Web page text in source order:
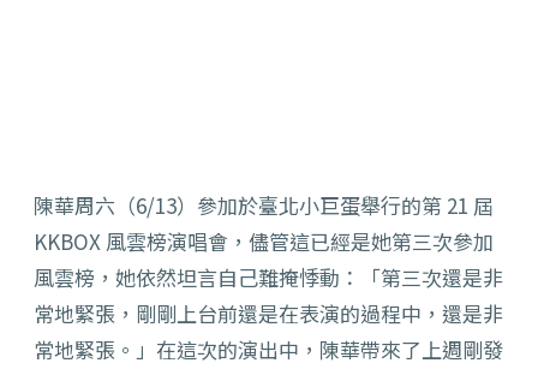
陳華周六（6/13）參加於臺北小巨蛋舉行的第 21 屆
KKBOX 風雲榜演唱會，儘管這已經是她第三次參加
風雲榜，她依然坦言自己難掩悸動：「第三次還是非
常地緊張，剛剛上台前還是在表演的過程中，還是非
常地緊張。」在這次的演出中，陳華帶來了上週剛發